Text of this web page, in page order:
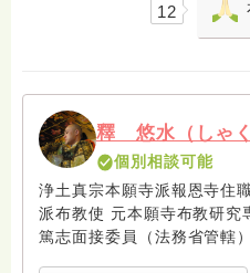
12
釋 悠水（しゃく
個別相談可能
浄土真宗本願寺派報恩寺住
派布教使 元本願寺布教研
篤志面接委員（法務省管轄
Fmみっきい（地元ラジオ局